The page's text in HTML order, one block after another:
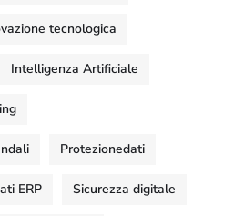
tecnologica
Intelligenza Artificiale
Protezionedati
ERP Sicurezza digitale